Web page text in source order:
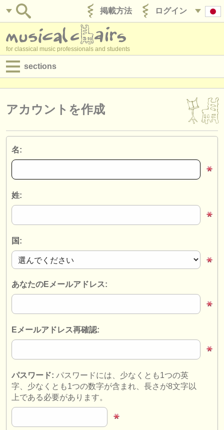
ログイン
掲載方法
for classical music professionals and students
sections
求人情報 (演奏関係の職)
盗まれた楽器
オーケストラ
音楽学校
ユース オーケストラ
お問い合わせ
アカウントを作成
名:
姓:
国:
あなたのEメールアドレス:
Eメールアドレス再確認:
パスワード: パスワードには、少なくとも1つの英
字、少なくとも1つの数字が含まれ、長さが8文字以
上である必要があります。